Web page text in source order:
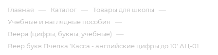
Главная — Каталог — Товары для школы —
Учебные и наглядные пособия —
Веера (цифры, буквы, учебные) —
Веер букв Пчелка 'Касса - английские цифры до 10' АЦ-01